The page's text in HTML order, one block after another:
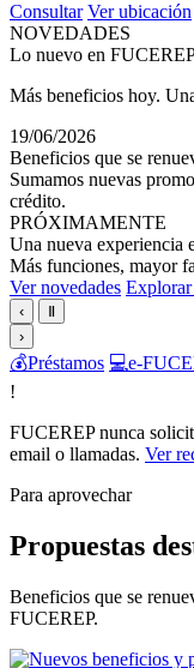
Consultar Ver ubicación
NOVEDADES
Lo nuevo en
Más beneficios hoy.
19/06/2026
Beneficios que se
Sumamos nuevas
crédito.
PRÓXIMAMENTE
Una nueva experiencia
Más funciones, mayor
Ver novedades
‹
Ⅱ
›
💰Préstamos 💻e-
!
FUCEREP nunca
email o llamadas. Ver
Para aprovechar
Propuestas
Beneficios que se
FUCEREP.